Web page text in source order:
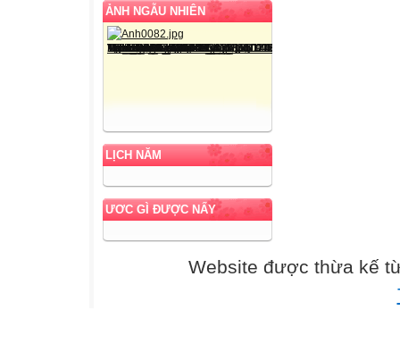
ẢNH NGẪU NHIÊN
LỊCH NĂM
ƯƠC GÌ ĐƯỢC NẤY
Website được thừa kế